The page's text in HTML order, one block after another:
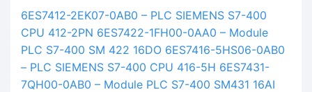
6ES7412-2EK07-0AB0 – PLC SIEMENS S7-400
CPU 412-2PN 6ES7422-1FH00-0AA0 – Module
PLC S7-400 SM 422 16DO 6ES7416-5HS06-0AB0
– PLC SIEMENS S7-400 CPU 416-5H 6ES7431-
7QH00-0AB0 – Module PLC S7-400 SM431 16AI